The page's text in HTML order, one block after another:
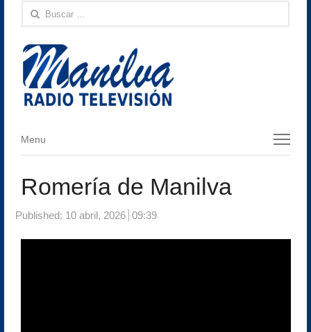
Buscar:
Menu
Menu
Romería de Manilva
Published: 10 abril, 2026 09:39